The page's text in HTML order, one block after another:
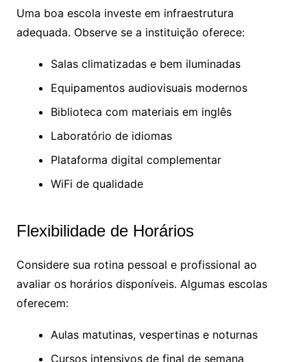
Uma boa escola investe em infraestrutura
adequada. Observe se a instituição oferece:
Salas climatizadas e bem iluminadas
Equipamentos audiovisuais modernos
Biblioteca com materiais em inglês
Laboratório de idiomas
Plataforma digital complementar
WiFi de qualidade
Flexibilidade de Horários
Considere sua rotina pessoal e profissional ao
avaliar os horários disponíveis. Algumas escolas
oferecem:
Aulas matutinas, vespertinas e noturnas
Cursos intensivos de final de semana